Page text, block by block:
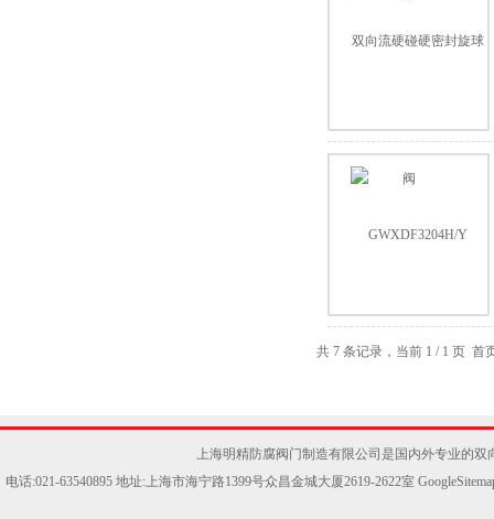
共 7 条记录，当前 1 / 1 页
上海明精防腐阀门制造有限公司是国内外专业的
电话:021-63540895 地址:上海市海宁路1399号众昌金城大厦2619-2622室